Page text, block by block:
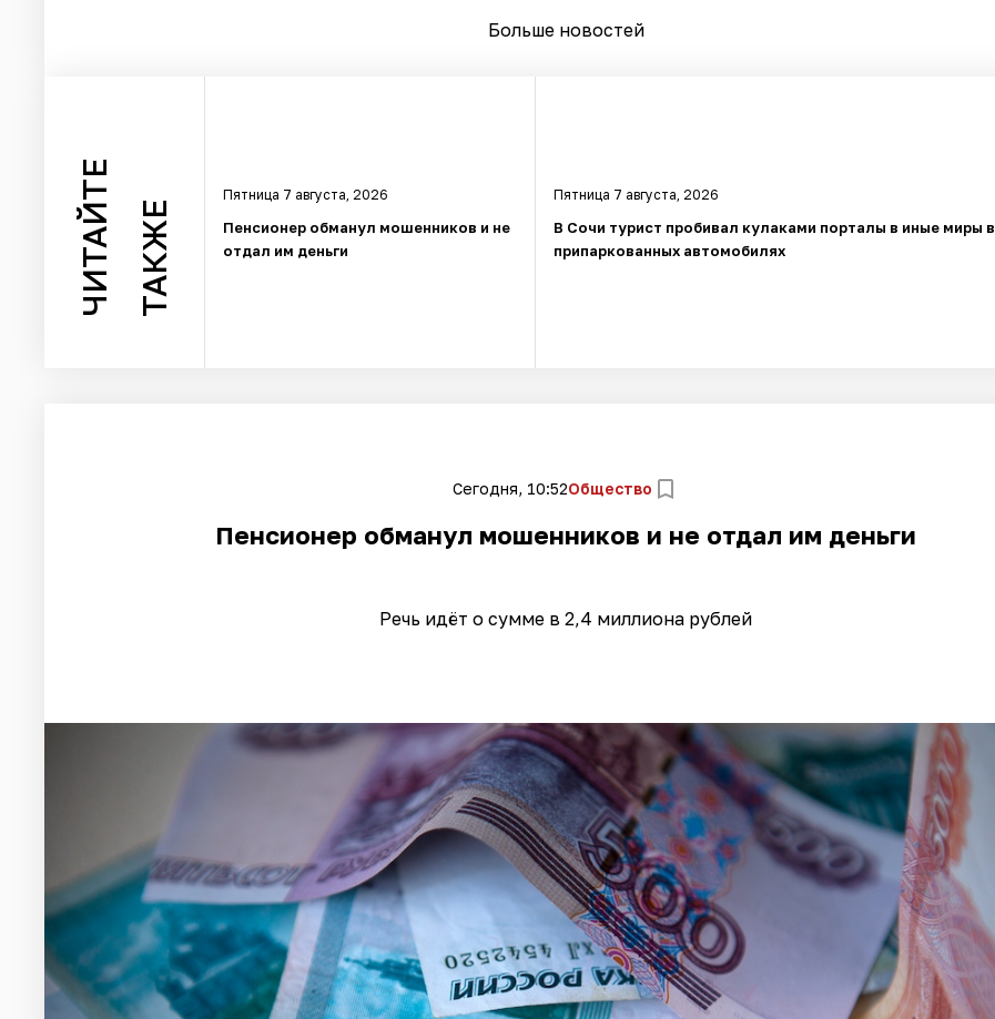
Больше новостей
ЧИТАЙТЕ ТАКЖЕ
Пятница 7 августа, 2026
Пенсионер обманул мошенников и не
отдал им деньги
Пятница 7 августа, 2026
В Сочи турист пробивал кулаками порталы в иные миры в
припаркованных автомобилях
Сегодня, 10:52Общество
Пенсионер обманул мошенников и не отдал им деньги
Речь идёт о сумме в 2,4 миллиона рублей